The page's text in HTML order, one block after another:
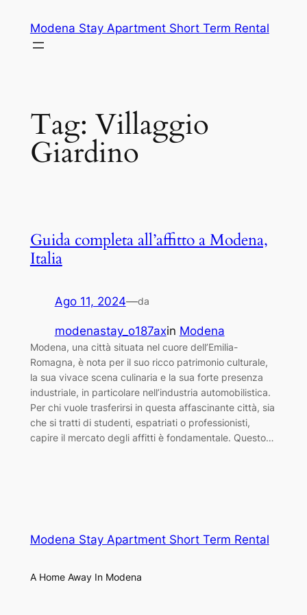
contenuto
Modena Stay Apartment Short Term Rental
Tag: Villaggio
Giardino
Guida completa all’affitto a Modena,
Italia
Ago 11, 2024—da
modenastay_o187axin Modena
Modena, una città situata nel cuore dell’Emilia-
Romagna, è nota per il suo ricco patrimonio culturale,
la sua vivace scena culinaria e la sua forte presenza
industriale, in particolare nell’industria automobilistica.
Per chi vuole trasferirsi in questa affascinante città, sia
che si tratti di studenti, espatriati o professionisti,
capire il mercato degli affitti è fondamentale. Questo…
Modena Stay Apartment Short Term Rental
A Home Away In Modena